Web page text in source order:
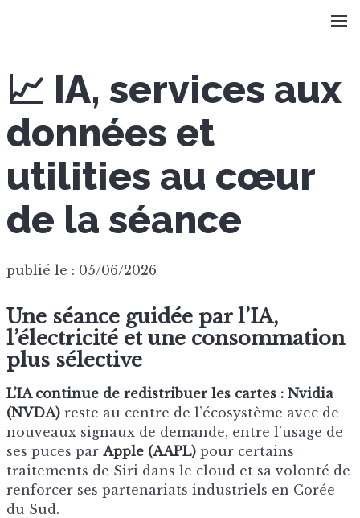
📈 IA, services aux
données et
utilities au cœur
de la séance
publié le : 05/06/2026
Une séance guidée par l’IA,
l’électricité et une consommation
plus sélective
L’IA continue de redistribuer les cartes : Nvidia
(NVDA) reste au centre de l’écosystème avec de
nouveaux signaux de demande, entre l’usage de
ses puces par Apple (AAPL) pour certains
traitements de Siri dans le cloud et sa volonté de
renforcer ses partenariats industriels en Corée
du Sud.